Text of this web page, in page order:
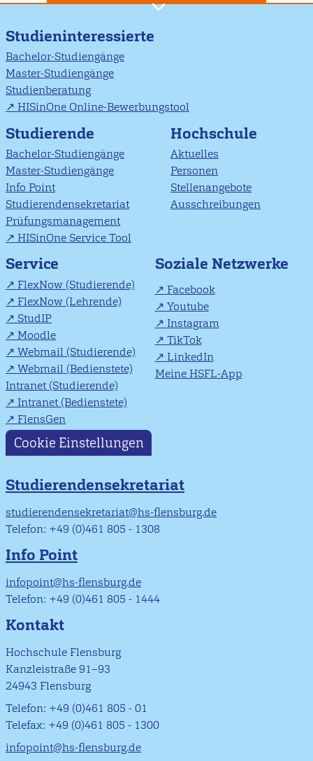
Studieninteressierte
Bachelor-Studiengänge
Master-Studiengänge
Studienberatung
HISinOne Online-Bewerbungstool
Studierende
Bachelor-Studiengänge
Master-Studiengänge
Info Point
Studierendensekretariat
Prüfungsmanagement
HISinOne Service Tool
Hochschule
Aktuelles
Personen
Stellenangebote
Ausschreibungen
Service
FlexNow (Studierende)
FlexNow (Lehrende)
StudIP
Moodle
Webmail (Studierende)
Webmail (Bedienstete)
Intranet (Studierende)
Intranet (Bedienstete)
FlensGen
Soziale Netzwerke
Facebook
Youtube
Instagram
TikTok
LinkedIn
Meine HSFL-App
Cookie Einstellungen
Studierendensekretariat
studierendensekretariat@hs-flensburg.de
Telefon: +49 (0)461 805 - 1308
Info Point
infopoint@hs-flensburg.de
Telefon: +49 (0)461 805 - 1444
Kontakt
Hochschule Flensburg
Kanzleistraße 91–93
24943 Flensburg
Telefon: +49 (0)461 805 - 01
Telefax: +49 (0)461 805 - 1300
infopoint@hs-flensburg.de